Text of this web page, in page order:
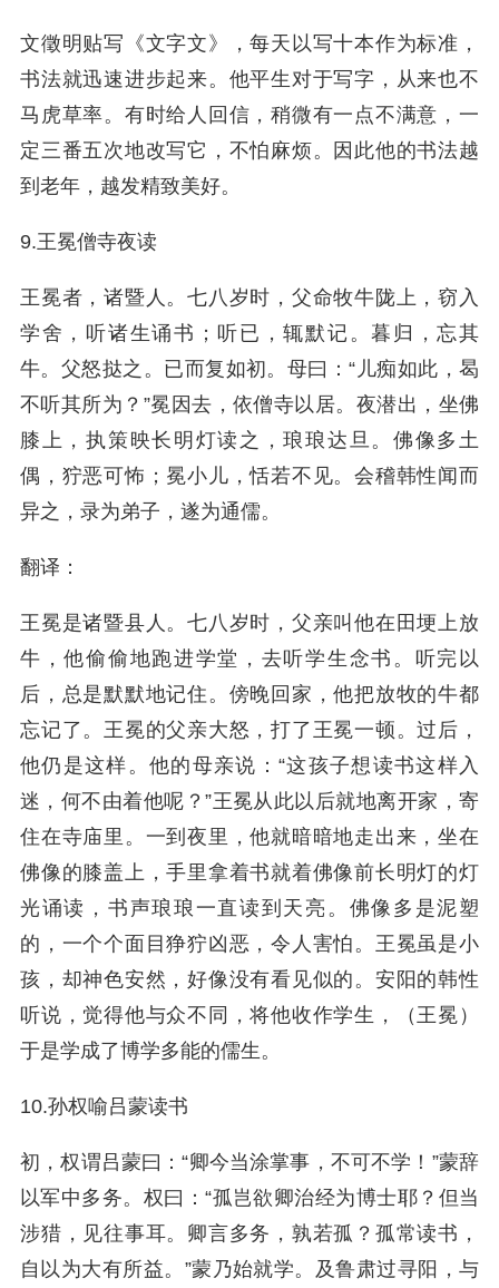
文徵明贴写《文字文》，每天以写十本作为标准，
书法就迅速进步起来。他平生对于写字，从来也不
马虎草率。有时给人回信，稍微有一点不满意，一
定三番五次地改写它，不怕麻烦。因此他的书法越
到老年，越发精致美好。
9.王冕僧寺夜读
王冕者，诸暨人。七八岁时，父命牧牛陇上，窃入
学舍，听诸生诵书；听已，辄默记。暮归，忘其
牛。父怒挞之。已而复如初。母曰：“儿痴如此，曷
不听其所为？”冕因去，依僧寺以居。夜潜出，坐佛
膝上，执策映长明灯读之，琅琅达旦。佛像多土
偶，狞恶可怖；冕小儿，恬若不见。会稽韩性闻而
异之，录为弟子，遂为通儒。
翻译：
王冕是诸暨县人。七八岁时，父亲叫他在田埂上放
牛，他偷偷地跑进学堂，去听学生念书。听完以
后，总是默默地记住。傍晚回家，他把放牧的牛都
忘记了。王冕的父亲大怒，打了王冕一顿。过后，
他仍是这样。他的母亲说：“这孩子想读书这样入
迷，何不由着他呢？”王冕从此以后就地离开家，寄
住在寺庙里。一到夜里，他就暗暗地走出来，坐在
佛像的膝盖上，手里拿着书就着佛像前长明灯的灯
光诵读，书声琅琅一直读到天亮。佛像多是泥塑
的，一个个面目狰狞凶恶，令人害怕。王冕虽是小
孩，却神色安然，好像没有看见似的。安阳的韩性
听说，觉得他与众不同，将他收作学生，（王冕）
于是学成了博学多能的儒生。
10.孙权喻吕蒙读书
初，权谓吕蒙曰：“卿今当涂掌事，不可不学！”蒙辞
以军中多务。权曰：“孤岂欲卿治经为博士耶？但当
涉猎，见往事耳。卿言多务，孰若孤？孤常读书，
自以为大有所益。”蒙乃始就学。及鲁肃过寻阳，与